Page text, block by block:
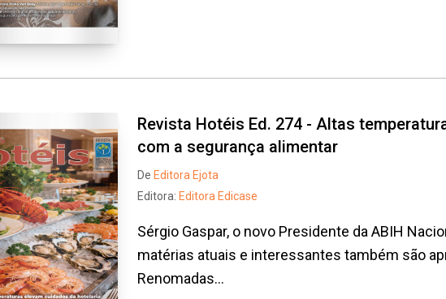
Revista Hotéis Ed. 274 - Altas
com a segurança alimentar
De Editora Ejota
Editora: Editora Edicase
Sérgio Gaspar, o novo Presidente da ABIH
matérias atuais e interessantes também são
Renomadas...